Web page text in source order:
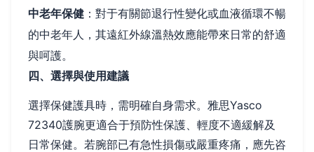
中老年保健 ：對于有關節退行性變化或血液循環不暢
的中老年人，其遠紅外線溫熱效應能帶來日常的舒適
與呵護。
四、選擇與使用建議
選擇保健護具時，需明確自身需求。雅思Yasco
72340護腕更適合于預防性保護、輕度不適緩解及
日常保健。若腕部已有急性損傷或嚴重疼痛，應先咨